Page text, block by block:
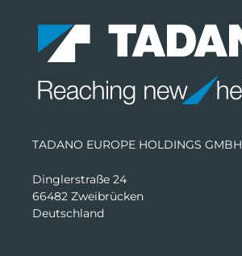
TADANO EUROPE HOLDINGS GMBH
Dinglerstraße 24
66482 Zweibrücken
Deutschland